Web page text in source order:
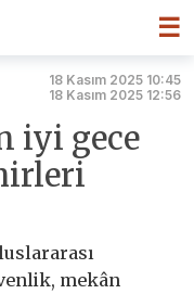
☰
18 Kasım 2025 10:45
18 Kasım 2025 12:56
iyi gece
mekân